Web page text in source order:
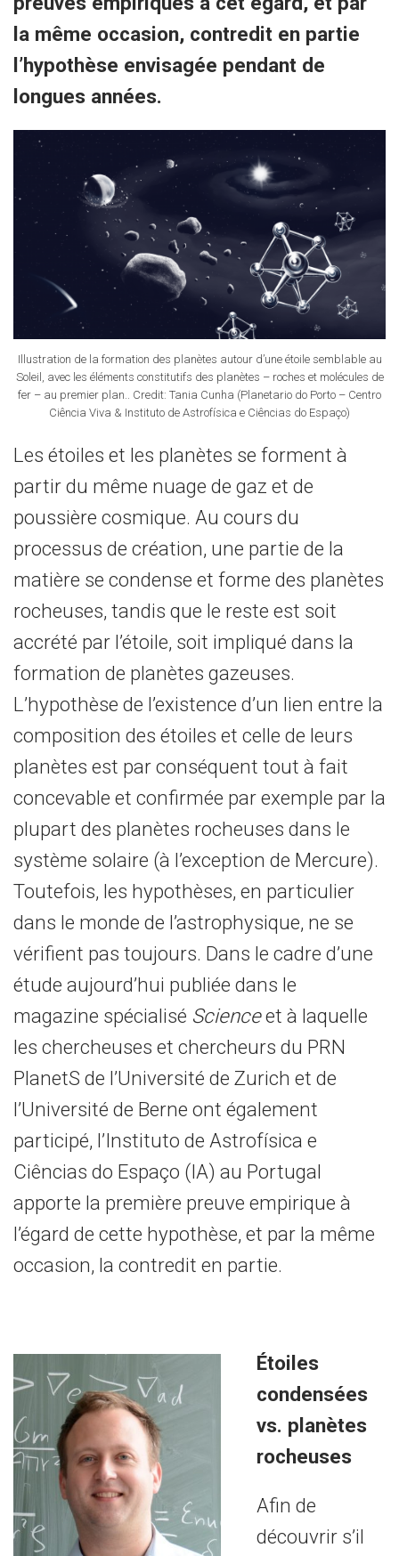
la même occasion, contredit en partie
l’hypothèse envisagée pendant de
longues années.
Illustration de la formation des planètes autour d’une étoile semblable au
Soleil, avec les éléments constitutifs des planètes – roches et molécules de
fer – au premier plan.. Credit: Tania Cunha (Planetario do Porto – Centro
Ciência Viva & Instituto de Astrofísica e Ciências do Espaço)
Les étoiles et les planètes se forment à
partir du même nuage de gaz et de
poussière cosmique. Au cours du
processus de création, une partie de la
matière se condense et forme des planètes
rocheuses, tandis que le reste est soit
accrété par l’étoile, soit impliqué dans la
formation de planètes gazeuses.
L’hypothèse de l’existence d’un lien entre la
composition des étoiles et celle de leurs
planètes est par conséquent tout à fait
concevable et confirmée par exemple par la
plupart des planètes rocheuses dans le
système solaire (à l’exception de Mercure).
Toutefois, les hypothèses, en particulier
dans le monde de l’astrophysique, ne se
vérifient pas toujours. Dans le cadre d’une
étude aujourd’hui publiée dans le
magazine spécialisé Scienceet à laquelle
les chercheuses et chercheurs du PRN
PlanetS de l’Université de Zurich et de
l’Université de Berne ont également
participé, l’Instituto de Astrofísica e
Ciências do Espaço (IA) au Portugal
apporte la première preuve empirique à
l’égard de cette hypothèse, et par la même
occasion, la contredit en partie.
Étoiles
condensées
vs. planètes
rocheuses
Afin de
découvrir s’il